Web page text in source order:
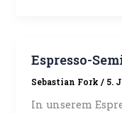
Espresso-
Sebastian Fork/ 5.
In unserem